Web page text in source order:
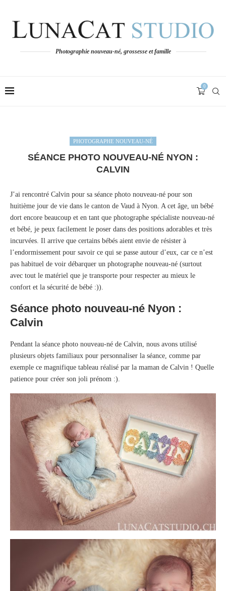
Photographie nouveau-né, grossesse et famille
0
PHOTOGRAPHE NOUVEAU-NÉ
SÉANCE PHOTO NOUVEAU-NÉ NYON :
CALVIN
J’ai rencontré Calvin pour sa séance photo nouveau-né pour son
huitième jour de vie dans le canton de Vaud à Nyon. A cet âge, un bébé
dort encore beaucoup et en tant que photographe spécialiste nouveau-né
et bébé, je peux facilement le poser dans des positions adorables et très
incurvées. Il arrive que certains bébés aient envie de résister à
l’endormissement pour savoir ce qui se passe autour d’eux, car ce n’est
pas habituel de voir débarquer un photographe nouveau-né (surtout
avec tout le matériel que je transporte pour respecter au mieux le
confort et la sécurité de bébé :)).
Séance photo nouveau-né Nyon :
Calvin
Pendant la séance photo nouveau-né de Calvin, nous avons utilisé
plusieurs objets familiaux pour personnaliser la séance, comme par
exemple ce magnifique tableau réalisé par la maman de Calvin ! Quelle
patience pour créer son joli prénom :).